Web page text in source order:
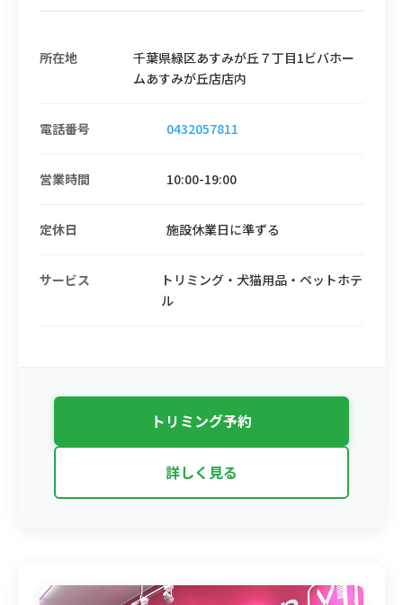
所在地
千葉県緑区あすみが丘７丁目1ビバホー
ムあすみが丘店店内
電話番号 0432057811
営業時間 10:00-19:00
定休日 施設休業日に準ずる
サービス
トリミング・犬猫用品・ペットホテ
ル
トリミング予約
詳しく見る